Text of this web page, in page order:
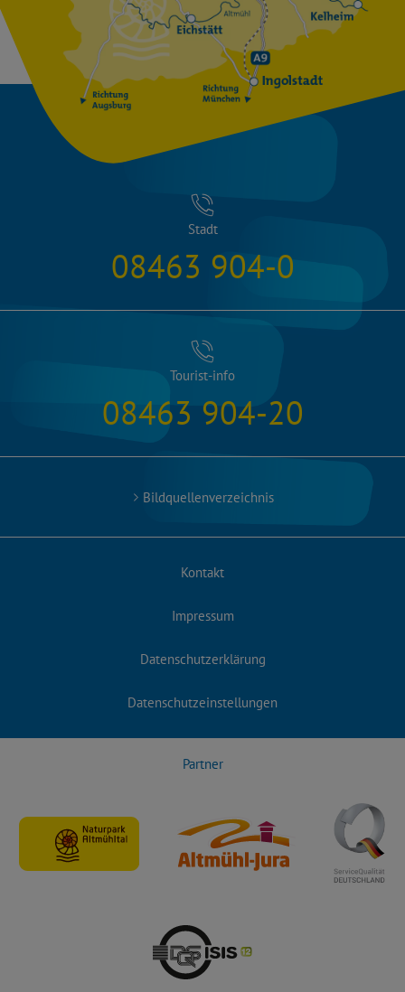
Stadt
08463 904-0
Tourist-info
08463 904-20
Bildquellenverzeichnis
Kontakt
Impressum
Datenschutzerklärung
Datenschutzeinstellungen
Partner